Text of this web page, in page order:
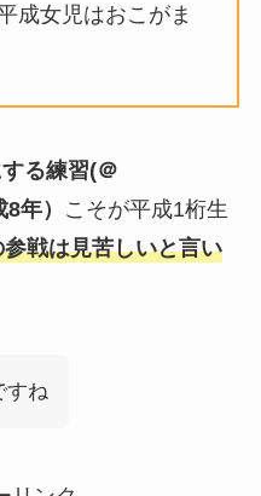
成女児はおこがま
る練習(＠
年）
こそが平成1桁生
戦は見苦しいと言い
すね